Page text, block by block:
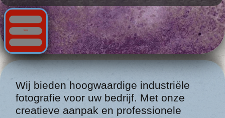
Wij bieden hoogwaardigeindustriële
fotografie voor uw bedrijf. Met onze
creatieve aanpak en professionele
apparatuur zorgen wij ervoor dat uw
bedrijf opvalt. Of het nu gaat om
industrie architectuur of
interieurfotografie wij leveren
uitstekende resultaten. Neem contact
met ons op voor meer informatie.